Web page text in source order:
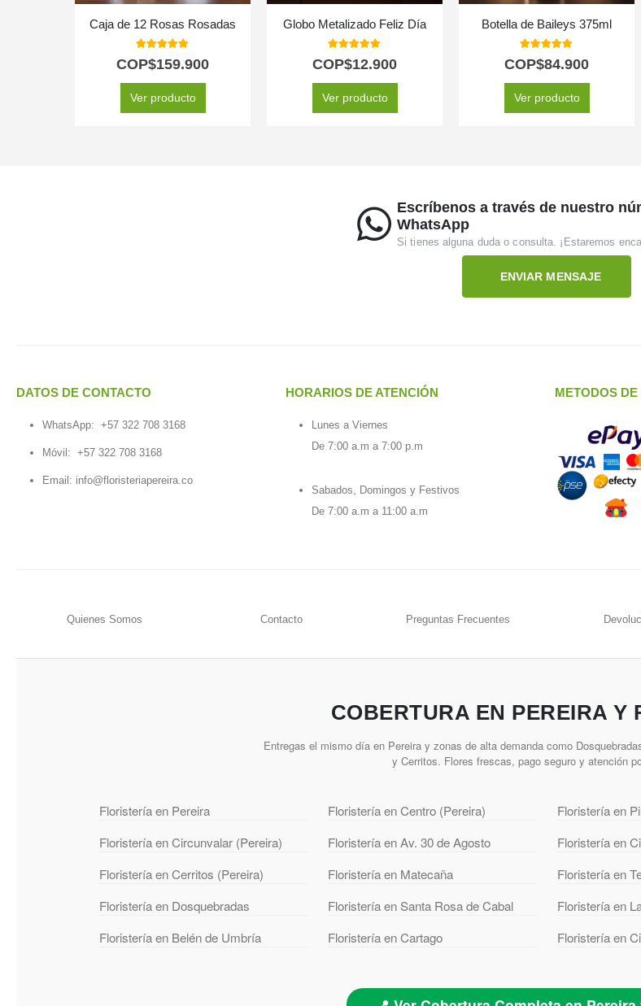
Caja de 12 Rosas Rosadas
5.00
COP$159.900
Ver producto
Globo Metalizado Feliz Día
5.00out of 5
COP$12.900
Ver producto
Botella de Baileys 375ml
5.00out of 5
COP$84.900
Ver producto
Escríbenos a través de nuestro
WhatsApp
Si tienes alguna duda o consulta. ¡Estaremos
ENVIAR MENSAJE
DATOS DE CONTACTO
WhatsApp: +57 322 708 3168
Móvil: +57 322 708 3168
Email: info@floristeriapereira.co
HORARIOS DE ATENCIÓN
Lunes a Viernes
De 7:00 a.m a 7:00 p.m
Sabados, Domingos y Festivos
De 7:00 a.m a 11:00 a.m
METODOS DE
Quienes Somos Contacto Preguntas Frecuentes
COBERTURA EN PEREIRA Y
Entregas el mismo día en Pereira y zonas de alta demanda como
y Cerritos. Flores frescas, pago seguro y atención
Floristería en Pereira Floristería en Centro (Pereira) Floristería en
Floristería en Circunvalar (Pereira)
Floristería en Av. 30 de Agosto Floristería en
Floristería en Cerritos (Pereira)
Floristería en Matecaña Floristería en
Floristería en Dosquebradas
Floristería en Santa Rosa de Cabal Floristería en
Floristería en Belén de Umbría
Floristería en Cartago Floristería en